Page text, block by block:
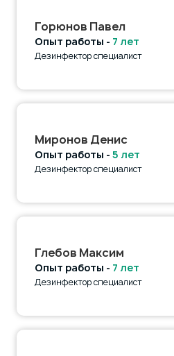
Горюнов Павел
Опыт работы - 7 лет
Дезинфектор специалист
Миронов Денис
Опыт работы - 5 лет
Дезинфектор специалист
Глебов Максим
Опыт работы - 7 лет
Дезинфектор специалист